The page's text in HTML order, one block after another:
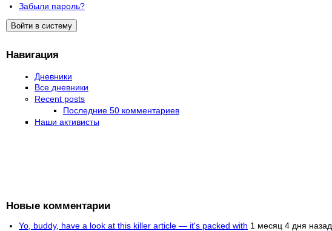
Забыли пароль?
Навигация
Дневники
Все дневники
Recent posts
Последние 50 комментариев
Наши активисты
Новые комментарии
Yo, buddy, have a look at this killer article — it's packed with 1 месяц 4 дня назад